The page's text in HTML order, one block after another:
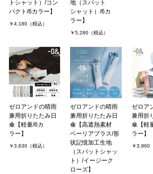
本当に畳むの楽です。
通勤用に購入したのですが、コンパクトだから
たたみづらいと結局使わなくなるので、形状記
す。
ワガママを．．．
MORE
トシャット）/コン
パクト/6カラー】
￥4,180（税込）
地（スパット
シャット）/6カ
ラー】
￥5,280（税込）
ゼロアンドの晴雨
兼用折りたたみ日
傘【軽量/6カ
ラー】
￥3,630（税込）
ゼロアンドの晴雨
兼用折りたたみ日
傘【高遮熱素材
ベーリアプラス/形
状記憶加工生地
（スパットシャッ
ト）/イージーク
ローズ】
ゼロア
兼用折
傘【軽
ラー】
￥3,960